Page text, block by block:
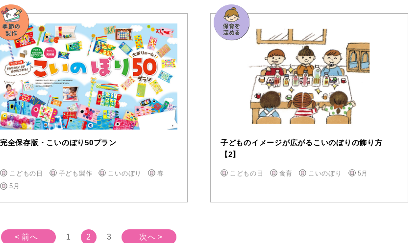
完全保存版・こいのぼり50プラン
こどもの日 子ども製作 こいのぼり
春
5月
子どものイメージが広がるこいのぼりの飾り方
【2】
こどもの日 食育 こいのぼり 5月
< 前へ 1 2 3 次へ >